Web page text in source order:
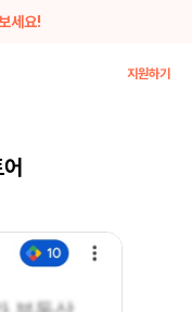
세요!
지원하기